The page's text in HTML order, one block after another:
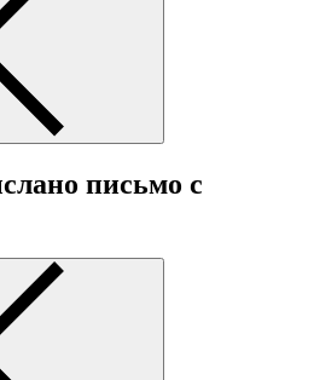
письмо с